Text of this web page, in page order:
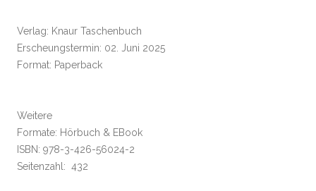
Verlag: Knaur Taschenbuch
Erscheungstermin: 02. Juni 2025
Format: Paperback
Weitere
Formate: Hörbuch & EBook
ISBN: 978-3-426-56024-2
Seitenzahl: 432